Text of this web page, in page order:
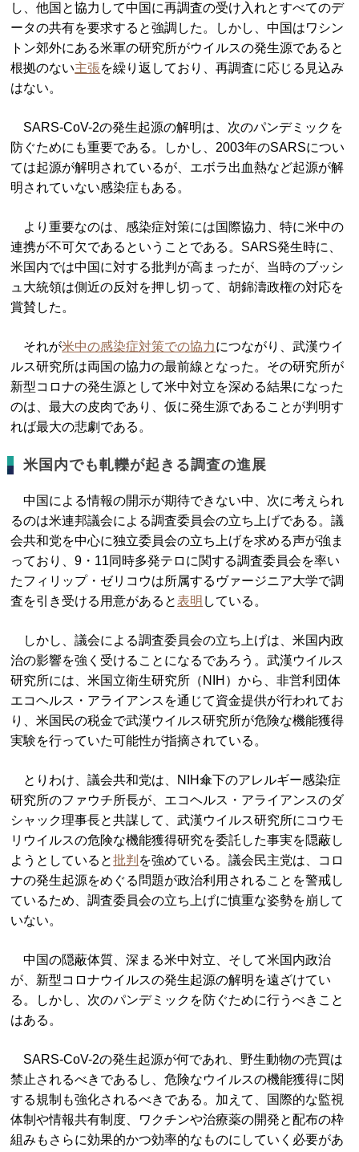
し、他国と協力して中国に再調査の受け入れとすべてのデ
ータの共有を要求すると強調した。しかし、中国はワシン
トン郊外にある米軍の研究所がウイルスの発生源であると
根拠のない主張を繰り返しており、再調査に応じる見込み
はない。
SARS-CoV-2の発生起源の解明は、次のパンデミックを
防ぐためにも重要である。しかし、2003年のSARSについ
ては起源が解明されているが、エボラ出血熱など起源が解
明されていない感染症もある。
より重要なのは、感染症対策には国際協力、特に米中の
連携が不可欠であるということである。SARS発生時に、
米国内では中国に対する批判が高まったが、当時のブッシ
ュ大統領は側近の反対を押し切って、胡錦濤政権の対応を
賞賛した。
それが米中の感染症対策での協力につながり、武漢ウイ
ルス研究所は両国の協力の最前線となった。その研究所が
新型コロナの発生源として米中対立を深める結果になった
のは、最大の皮肉であり、仮に発生源であることが判明す
れば最大の悲劇である。
米国内でも軋轢が起きる調査の進展
中国による情報の開示が期待できない中、次に考えられ
るのは米連邦議会による調査委員会の立ち上げである。議
会共和党を中心に独立委員会の立ち上げを求める声が強ま
っており、9・11同時多発テロに関する調査委員会を率い
たフィリップ・ゼリコウは所属するヴァージニア大学で調
査を引き受ける用意があると表明 している。
しかし、議会による調査委員会の立ち上げは、米国内政
治の影響を強く受けることになるであろう。武漢ウイルス
研究所には、米国立衛生研究所（NIH）から、非営利団体
エコヘルス・アライアンスを通じて資金提供が行われてお
り、米国民の税金で武漢ウイルス研究所が危険な機能獲得
実験を行っていた可能性が指摘されている。
とりわけ、議会共和党は、NIH傘下のアレルギー感染症
研究所のファウチ所長が、エコヘルス・アライアンスのダ
シャック理事長と共謀して、武漢ウイルス研究所にコウモ
リウイルスの危険な機能獲得研究を委託した事実を隠蔽し
ようとしていると批判 を強めている。議会民主党は、コロ
ナの発生起源をめぐる問題が政治利用されることを警戒し
ているため、調査委員会の立ち上げに慎重な姿勢を崩して
いない。
中国の隠蔽体質、深まる米中対立、そして米国内政治
が、新型コロナウイルスの発生起源の解明を遠ざけてい
る。しかし、次のパンデミックを防ぐために行うべきこと
はある。
SARS-CoV-2の発生起源が何であれ、野生動物の売買は
禁止されるべきであるし、危険なウイルスの機能獲得に関
する規制も強化されるべきである。加えて、国際的な監視
体制や情報共有制度、ワクチンや治療薬の開発と配布の枠
組みもさらに効果的かつ効率的なものにしていく必要があ